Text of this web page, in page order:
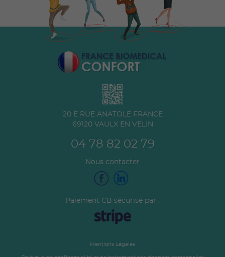
20 E RUE ANATOLE FRANCE
69120 VAULX EN VELIN
04 78 82 02 79
Nous contacter
Paiement CB sécurisé par :
Mentions Légales